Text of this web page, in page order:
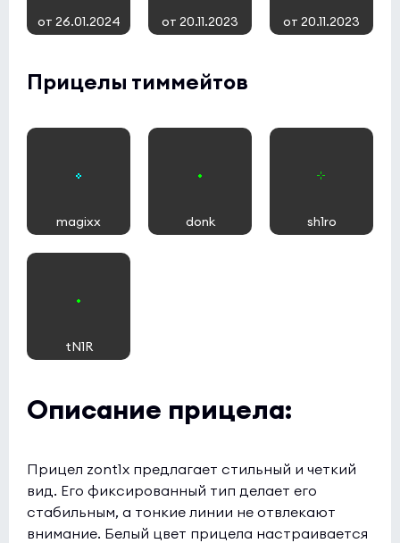
от 26.01.2024 от 20.11.2023 от 20.11.2023
Прицелы тиммейтов
magixx donk sh1ro
tN1R
Описание прицела:
Прицел zont1x предлагает стильный и четкий
вид. Его фиксированный тип делает его
стабильным, а тонкие линии не отвлекают
внимание. Белый цвет прицела настраивается